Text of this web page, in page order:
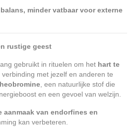
minder vatbaar voor externe
rustige geest
gebruikt in rituelen om het hart te
met jezelf en anderen te
, een natuurlijke stof die
en een gevoel van welzijn.
aanmaak van endorfines en
kan verbeteren.